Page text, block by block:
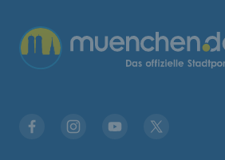
Übergreifende Links